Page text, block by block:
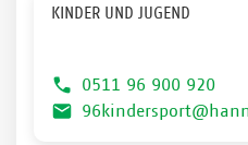
KINDER UND JUGEND
0511 96 900 920